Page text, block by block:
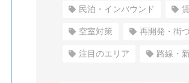
民泊・インバウンド
空室対策 再開発・街
注目のエリア 路線・